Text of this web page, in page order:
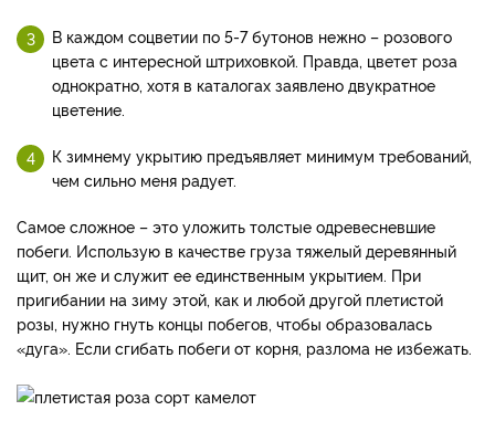
В каждом соцветии по 5-7 бутонов нежно – розового
цвета с интересной штриховкой. Правда, цветет роза
однократно, хотя в каталогах заявлено двукратное
цветение.
К зимнему укрытию предъявляет минимум требований,
чем сильно меня радует.
Самое сложное – это уложить толстые одревесневшие
побеги. Использую в качестве груза тяжелый деревянный
щит, он же и служит ее единственным укрытием. При
пригибании на зиму этой, как и любой другой плетистой
розы, нужно гнуть концы побегов, чтобы образовалась
«дуга». Если сгибать побеги от корня, разлома не избежать.